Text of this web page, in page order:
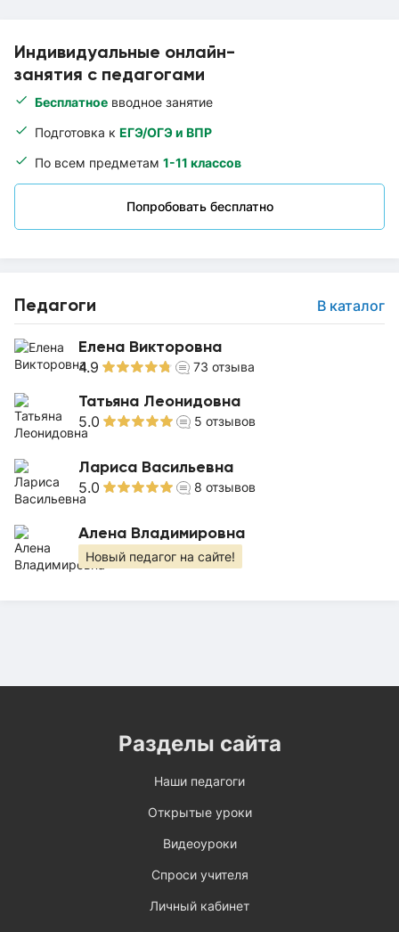
Индивидуальные онлайн-
занятия с педагогами
Бесплатное вводное занятие
Подготовка к ЕГЭ/ОГЭ и ВПР
По всем предметам 1-11 классов
Попробовать бесплатно
Педагоги В каталог
Елена Викторовна
4.9 73 отзыва
Татьяна Леонидовна
5.0 5 отзывов
Лариса Васильевна
5.0 8 отзывов
Алена Владимировна
Новый педагог на сайте!
Разделы сайта
Наши педагоги
Открытые уроки
Видеоуроки
Спроси учителя
Личный кабинет